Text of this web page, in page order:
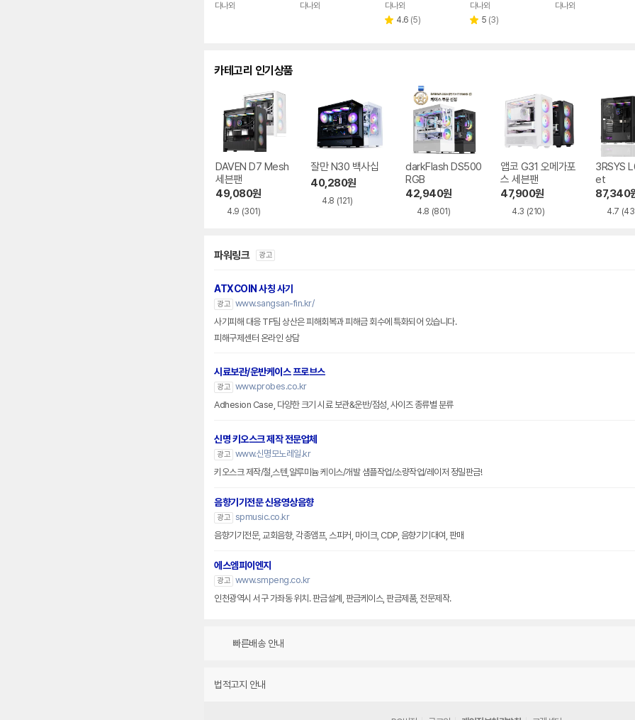
다나와 다나와
페이
다나와
별 4.6 리
(5)
페이
다나와
별 5 리
(3)
다나와
카테고리 인기상품
DAVEN D7 Mesh
세븐팬
49,080원
4.9 (301)
잘만 N30 백사십
40,280원
4.8 (121)
darkFlash DS500
RGB
42,940원
4.8 (801)
앱코 G31 오메가포
스 세븐팬
47,900원
4.3 (210)
3RSYS
et
87,340
4.7
파워링크 광고
ATXCOIN 사칭 사기
광고 www.sangsan-fin.kr/
사기피해 대응 TF팀 상산은 피해회복과 피해금 회수에 특화되어 있습니다.
피해구제센터 온라인 상담
시료보관/운반케이스 프로브스
광고 www.probes.co.kr
Adhesion Case, 다양한 크기 시료 보관&운반/점성, 사이즈 종류별 분류
신명 키오스크 제작 전문업체
광고 www.신명모노레일.kr
키오스크 제작/철,스텐,알루미늄 케이스/개발 샘플작업/소량작업/레이저 정밀판금!
음향기기전문 신용영상음향
광고 spmusic.co.kr
음향기기전문, 교회음향, 각종앰프, 스피커, 마이크, CDP, 음향기기대여, 판매
에스엠피이엔지
광고 www.smpeng.co.kr
인천광역시 서구 가좌동 위치. 판금설계, 판금케이스, 판금제품, 전문제작.
빠른배송 안내
법적고지 안내